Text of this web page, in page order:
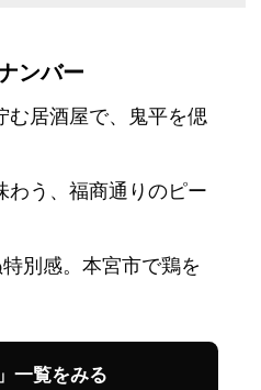
ンバー
む居酒屋で、鬼平を偲
わう、福商通りのピー
別感。本宮市で鶏を
一覧をみる